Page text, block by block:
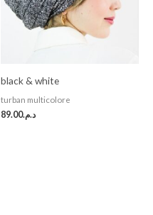
black & white
turban multicolore
د.م.89.00